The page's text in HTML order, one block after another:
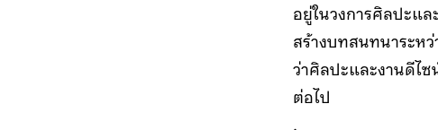
อยู่ในวงการศิลปะแ
สร้างบทสนทนาระห
ว่าศิลปะและงานดีไ
ต่อไป
.